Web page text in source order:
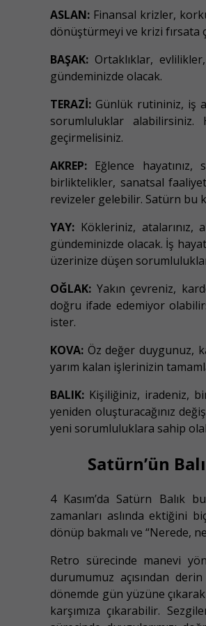
ASLAN: Finansal krizler,
dönüştürmeyi ve krizi fırsata
BAŞAK: Ortaklıklar,
gündeminizde olacak.
TERAZİ: Günlük rutininiz, iş
sorumluluklar alabilirsiniz.
geçirmelisiniz.
AKREP: Eğlence
birliktelikler, sanatsal
revizeler gelebilir. Satürn bu
YAY: Kökleriniz, atalarınız,
gündeminizde olacak. İş
üzerinize düşen
OĞLAK: Yakın çevreniz,
doğru ifade edemiyor
ister.
KOVA: Öz değer duygunuz,
yarım kalan işlerinizin
BALIK: Kişiliğiniz, iradeniz,
yeniden oluşturacağınız
yeni sorumluluklara sahip
Satürn’ün
4 Kasım’da Satürn Balık
zamanları aslında ektiğini
dönüp bakmalı ve “Nerede,
Retro sürecinde manevi
durumumuz açısından
dönemde gün yüzüne
karşımıza çıkarabilir.